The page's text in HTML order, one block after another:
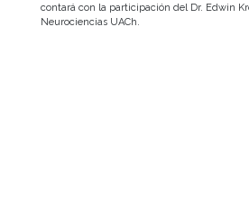
contará con la participación del Dr. Edwin
Neurociencias UACh.